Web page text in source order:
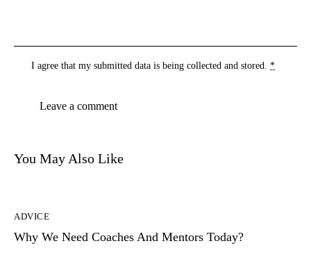
I agree that my submitted data is beingcollected and stored.*
You May Also Like
ADVICE
Why We Need Coaches And Mentors Today?